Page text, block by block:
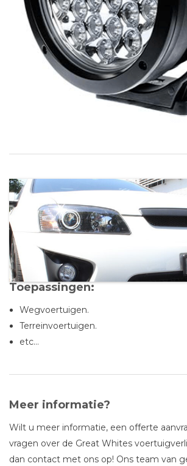
Toepassingen:
Wegvoertuigen.
Terreinvoertuigen.
etc…
Meer informatie?
Wilt u meer informatie, een offerte
vragen over de Great Whites
dan contact met ons op! Ons team van